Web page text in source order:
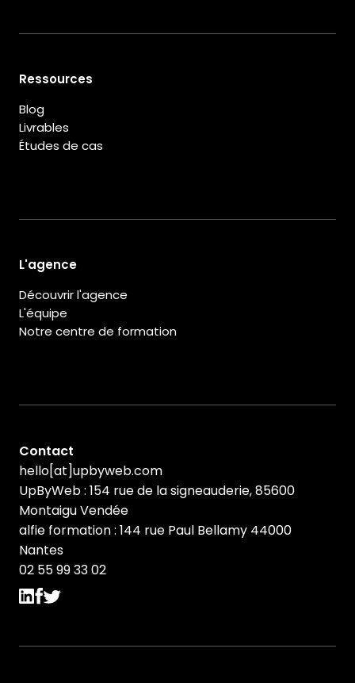
Ressources
Blog
Livrables
Études de cas
L'agence
Découvrir l'agence
L'équipe
Notre centre de formation
Contact
hello[at]upbyweb.com
UpByWeb : 154 rue de la signeauderie, 85600
Montaigu Vendée
alfie formation : 144 rue Paul Bellamy 44000
Nantes
02 55 99 33 02